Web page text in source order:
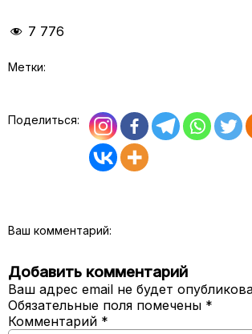
7 776
Метки:
Поделиться:
Ваш комментарий:
Добавить комментарий
Ваш адрес email не будет
Обязательные поля помечены *
Комментарий *